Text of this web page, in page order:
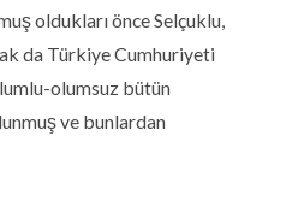
oldukları önce Selçuklu,
da Türkiye Cumhuriyeti
olumsuz bütün
ve bunlardan